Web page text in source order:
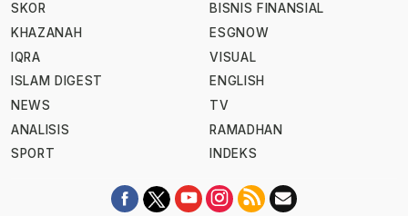
SKOR
KHAZANAH
IQRA
ISLAM DIGEST
NEWS
ANALISIS
SPORT
BISNIS FINANSIAL
ESGNOW
VISUAL
ENGLISH
TV
RAMADHAN
INDEKS